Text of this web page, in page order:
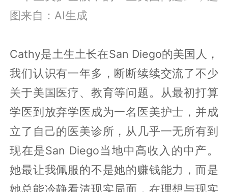
图来自：AI生成
Cathy是土生土长在San Diego的美国人，
我们认识有一年多，断断续续交流了不少
关于美国医疗、教育等问题。从最初打算
学医到放弃学医成为一名医美护士，并成
立了自己的医美诊所，从几乎一无所有到
现在是San Diego当地中高收入的中产。
她最让我佩服的不是她的赚钱能力，而是
她总能冷静看清现实局面，在理想与现实